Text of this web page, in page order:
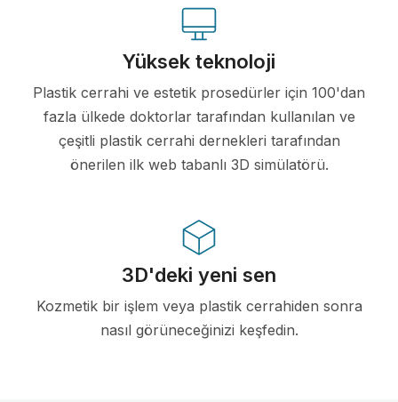
Yüksek teknoloji
Plastik cerrahi ve estetik prosedürler için 100'dan
fazla ülkede doktorlar tarafından kullanılan ve
çeşitli plastik cerrahi dernekleri tarafından
önerilen ilk web tabanlı 3D simülatörü.
3D'deki yeni sen
Kozmetik bir işlem veya plastik cerrahiden sonra
nasıl görüneceğinizi keşfedin.